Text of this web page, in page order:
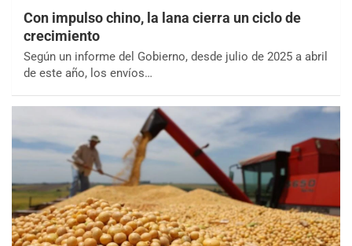
Con impulso chino, la lana cierra un ciclo de
crecimiento
Según un informe del Gobierno, desde julio de 2025 a abril
de este año, los envíos…